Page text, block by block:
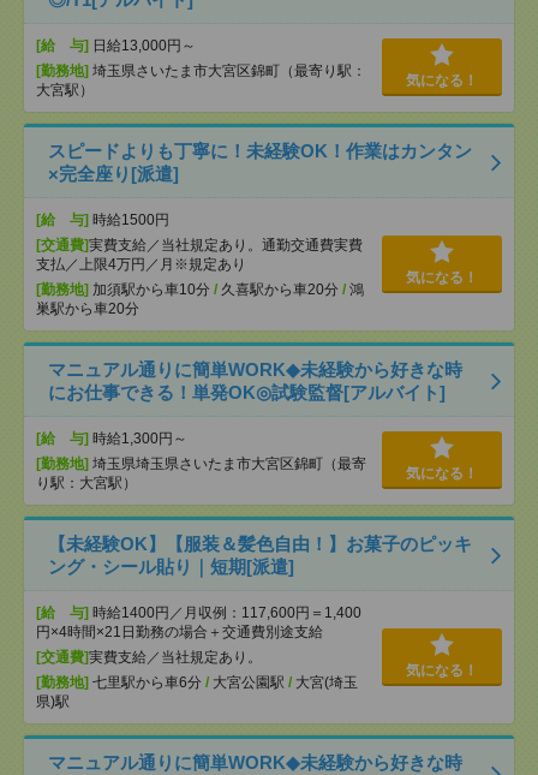
[給 与] 日給13,000円～
[勤務地] 埼玉県さいたま市大宮区錦町（最寄り駅：
大宮駅）
気になる！
スピードよりも丁寧に！未経験OK！作業はカンタン
×完全座り[派遣]
[給 与] 時給1500円
[交通費]実費支給／当社規定あり。通勤交通費実費
支払／上限4万円／月※規定あり
[勤務地] 加須駅から車10分 / 久喜駅から車20分 / 鴻
巣駅から車20分
気になる！
マニュアル通りに簡単WORK◆未経験から好きな時
にお仕事できる！単発OK◎試験監督[アルバイト]
[給 与] 時給1,300円～
[勤務地] 埼玉県埼玉県さいたま市大宮区錦町（最寄
り駅：大宮駅）
気になる！
【未経験OK】【服装＆髪色自由！】お菓子のピッキ
ング・シール貼り｜短期[派遣]
[給 与] 時給1400円／月収例：117,600円＝1,400
円×4時間×21日勤務の場合＋交通費別途支給
[交通費]実費支給／当社規定あり。
[勤務地] 七里駅から車6分 / 大宮公園駅 / 大宮(埼玉
県)駅
気になる！
マニュアル通りに簡単WORK◆未経験から好きな時